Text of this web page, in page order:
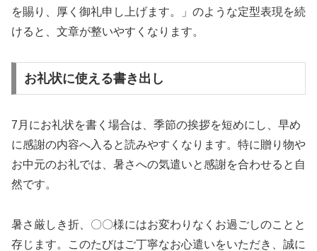
を賜り、厚く御礼申し上げます。」のような定型表現を続
けると、文章が整いやすくなります。
お礼状に使える書き出し
7月にお礼状を書く場合は、季節の挨拶を短めにし、早め
に感謝の内容へ入ると読みやすくなります。特に贈り物や
お中元のお礼では、暑さへの気遣いと感謝を合わせると自
然です。
暑さ厳しき折、〇〇様にはお変わりなくお過ごしのことと
存じます。このたびはご丁寧なお心遣いをいただき、誠に